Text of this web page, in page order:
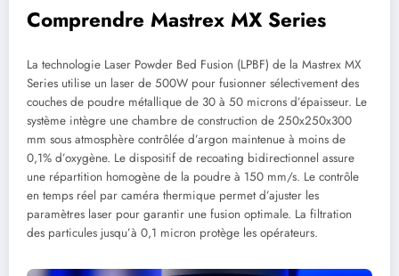
Comprendre Mastrex MX Series
La technologie Laser Powder Bed Fusion (LPBF) de la Mastrex MX
Series utilise un laser de 500W pour fusionner sélectivement des
couches de poudre métallique de 30 à 50 microns d’épaisseur. Le
système intègre une chambre de construction de 250x250x300
mm sous atmosphère contrôlée d’argon maintenue à moins de
0,1% d’oxygène. Le dispositif de recoating bidirectionnel assure
une répartition homogène de la poudre à 150 mm/s. Le contrôle
en temps réel par caméra thermique permet d’ajuster les
paramètres laser pour garantir une fusion optimale. La filtration
des particules jusqu’à 0,1 micron protège les opérateurs.